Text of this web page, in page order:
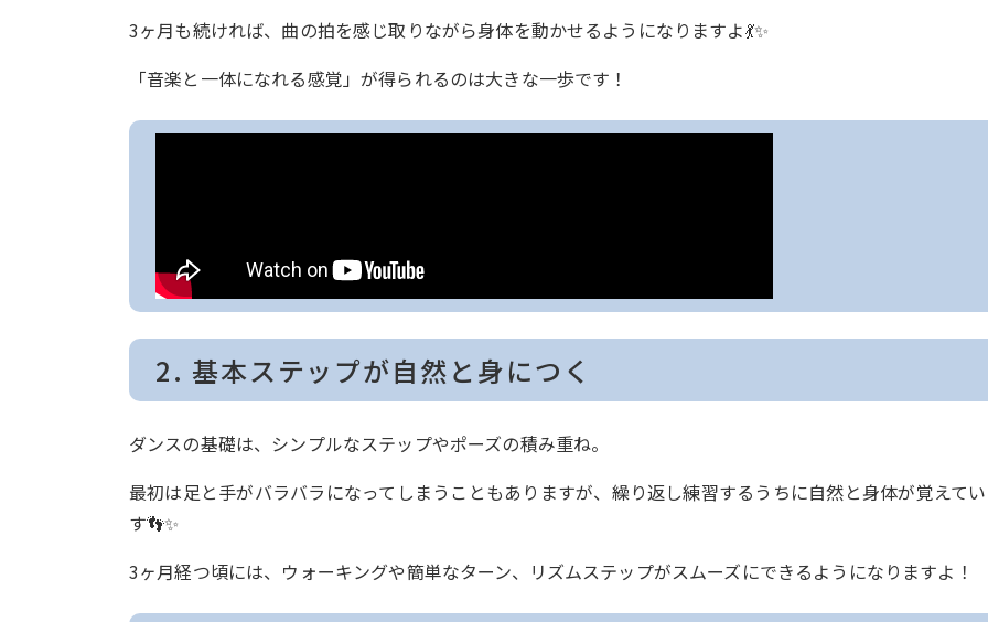
3ヶ月も続ければ、曲の拍を感じ取りながら身体を動かせるようになりますよ💃✨
「音楽と一体になれる感覚」が得られるのは大きな一歩です！
2. 基本ステップが自然と身につく
ダンスの基礎は、シンプルなステップやポーズの積み重ね。
最初は足と手がバラバラになってしまうこともありますが、繰り返し練習するうちに自然と身体が覚えて
す👣✨
3ヶ月経つ頃には、ウォーキングや簡単なターン、リズムステップがスムーズにできるようになりますよ！